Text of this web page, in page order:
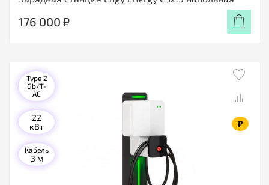
176 000 ₽
₽
Type 2
Gb/T-
AC
22
кВт
Кабель
3 м